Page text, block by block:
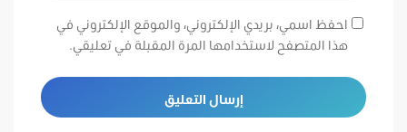
احفظ اسمي، بريدي الإلكتروني، والموقع الإلكتروني في
هذا المتصفح لاستخدامها المرة المقبلة في تعليقي.